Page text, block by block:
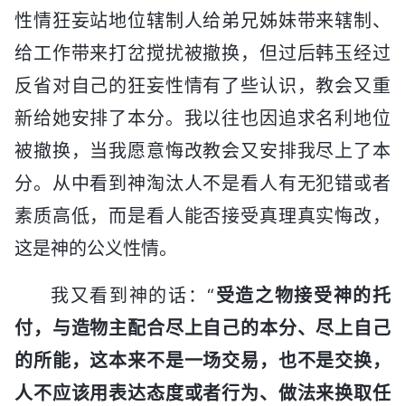
性情狂妄站地位辖制人给弟兄姊妹带来辖制、
给工作带来打岔搅扰被撤换，但过后韩玉经过
反省对自己的狂妄性情有了些认识，教会又重
新给她安排了本分。我以往也因追求名利地位
被撤换，当我愿意悔改教会又安排我尽上了本
分。从中看到神淘汰人不是看人有无犯错或者
素质高低，而是看人能否接受真理真实悔改，
这是神的公义性情。
我又看到神的话：“受造之物接受神的托
付，与造物主配合尽上自己的本分、尽上自己
的所能，这本来不是一场交易，也不是交换，
人不应该用表达态度或者行为、做法来换取任